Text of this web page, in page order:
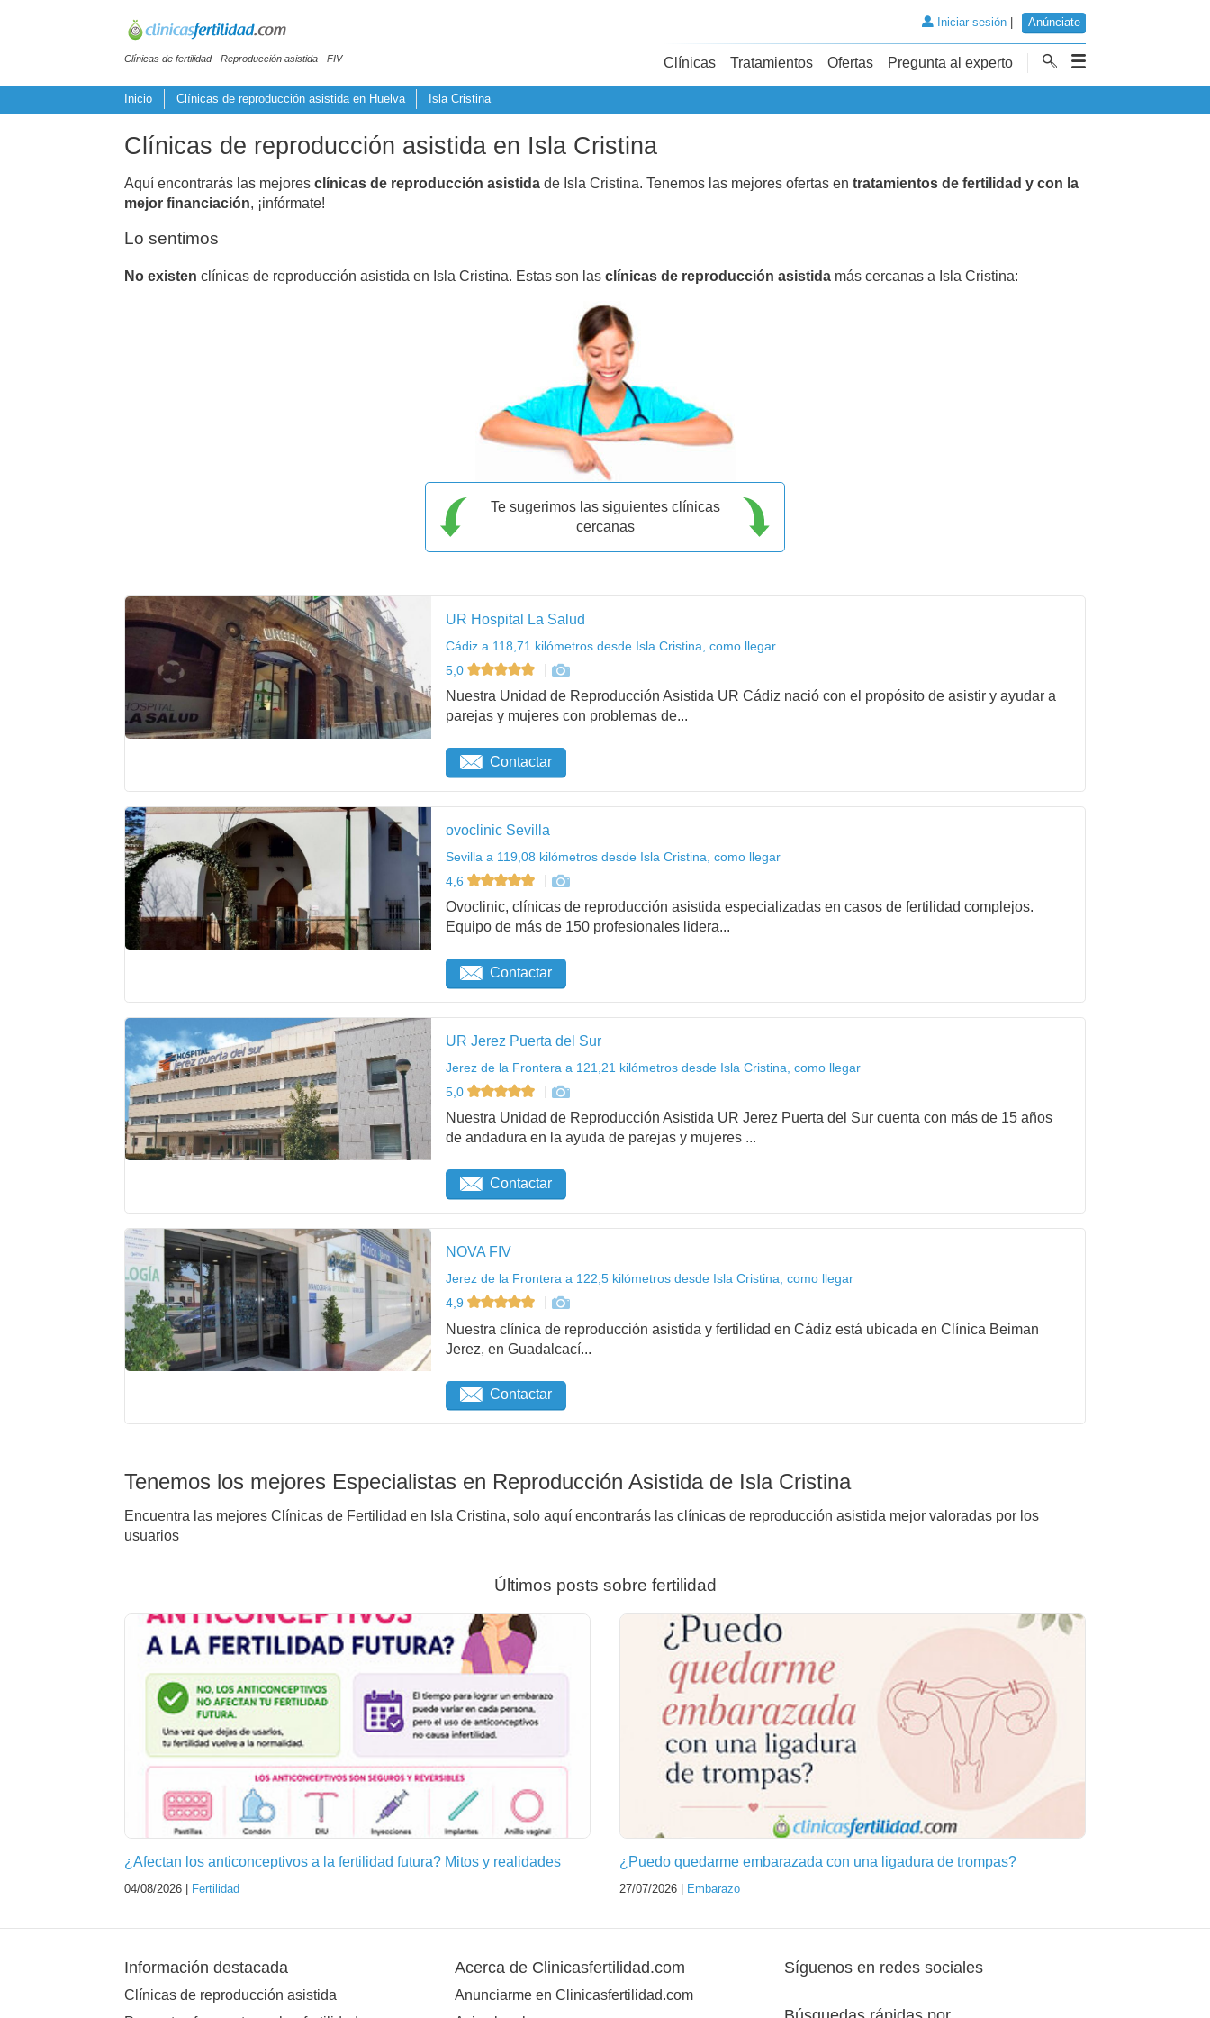
Clínicas de fertilidad - Reproducción asistida - FIV
Iniciar sesión| Anúnciate
Clínicas Tratamientos Ofertas Pregunta al experto
Inicio Clínicas de reproducción asistida en Huelva Isla Cristina
Clínicas de reproducción asistida en Isla Cristina
Aquí encontrarás las mejores clínicas de reproducción asistida de Isla Cristina. Tenemos las mejores ofertas en tratamientos de fertilidad y con la
mejor financiación, ¡infórmate!
Lo sentimos
No existen clínicas de reproducción asistida en Isla Cristina. Estas son las clínicas de reproducción asistida más cercanas a Isla Cristina:
Te sugerimos las siguientes clínicas
cercanas
UR Hospital La Salud
Cádiz a 118,71 kilómetros desde Isla Cristina, como llegar
5,0
Nuestra Unidad de Reproducción Asistida UR Cádiz nació con el propósito de asistir y ayudar a
parejas y mujeres con problemas de...
Contactar
ovoclinic Sevilla
Sevilla a 119,08 kilómetros desde Isla Cristina, como llegar
4,6
Ovoclinic, clínicas de reproducción asistida especializadas en casos de fertilidad complejos.
Equipo de más de 150 profesionales lidera...
Contactar
UR Jerez Puerta del Sur
Jerez de la Frontera a 121,21 kilómetros desde Isla Cristina, como llegar
5,0
Nuestra Unidad de Reproducción Asistida UR Jerez Puerta del Sur cuenta con más de 15 años
de andadura en la ayuda de parejas y mujeres ...
Contactar
NOVA FIV
Jerez de la Frontera a 122,5 kilómetros desde Isla Cristina, como llegar
4,9
Nuestra clínica de reproducción asistida y fertilidad en Cádiz está ubicada en Clínica Beiman
Jerez, en Guadalcací...
Contactar
Tenemos los mejores Especialistas en Reproducción Asistida de Isla Cristina
Encuentra las mejores Clínicas de Fertilidad en Isla Cristina, solo aquí encontrarás las clínicas de reproducción asistida mejor valoradas por los
usuarios
Últimos posts sobre fertilidad
¿Afectan los anticonceptivos a la fertilidad futura? Mitos y realidades
04/08/2026 | Fertilidad
¿Puedo quedarme embarazada con una ligadura de trompas?
27/07/2026 | Embarazo
Información destacada
Clínicas de reproducción asistida
Acerca de Clinicasfertilidad.com
Anunciarme en Clinicasfertilidad.com
Síguenos en redes sociales